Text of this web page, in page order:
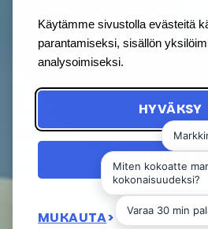
Käytämme sivustolla evästeitä
parantamiseksi, sisällön
analysoimiseksi.
HYVÄKSY
HYLKÄÄ
MUKAUTA